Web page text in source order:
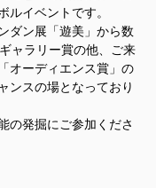
ルイベントです。
ダン展「遊美」から数
ャラリー賞の他、ご来
オーディエンス賞」の
ンスの場となっており
の発掘にご参加くださ